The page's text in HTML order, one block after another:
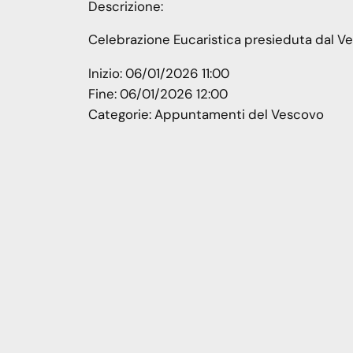
Descrizione:
Celebrazione Eucaristica presieduta dal
Inizio:06/01/2026 11:00
Fine:06/01/2026 12:00
Categorie:Appuntamenti del Vescovo